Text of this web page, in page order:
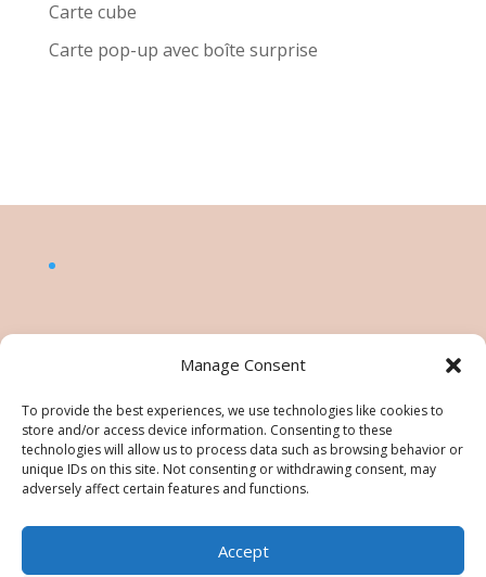
Manage Consent
To provide the best experiences, we use technologies like cookies to
store and/or access device information. Consenting to these
technologies will allow us to process data such as browsing behavior or
unique IDs on this site. Not consenting or withdrawing consent, may
adversely affect certain features and functions.
Accept
Carte cube
Carte pop-up avec boîte surprise
©Nésiris. Katia Picollier est Démonstratrice